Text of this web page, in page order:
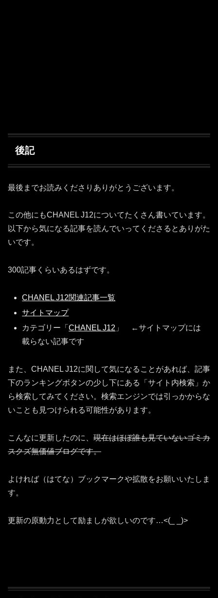
後記
最後までお読みくださりありがとうございます。
この他にもCHANEL J12についてたくさん書いています。
以下から気になる記事を読んでいってくださるとありがた
いです。
300記事くらいあるはずです。
CHANEL J12関連記事一覧
サイトマップ
カテゴリー「CHANEL J12 」 ←サイトマップには
載らない記事です
また、CHANEL J12に関して気になることがあれば、記事
下のランキングボタンの少し下にある「サイト内検索」か
ら検索してみてください。検索エンジンでは引っかからな
いことも見つけられる可能性があります。
こんなに更新したのに、 現在はほぼ誰も見ていないゴミカ
スクズ無価値ブログです。
よければ（はてな）ブックマークや拡散をお願いいたしま
す。
更新の原動力として励ましが欲しいのです…<(_ _)>